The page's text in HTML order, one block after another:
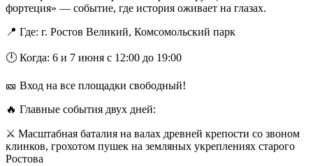
фортеция» — событие, где история оживает на глазах.
📍 Где: г. Ростов Великий, Комсомольский парк
🕛 Когда: 6 и 7 июня с 12:00 до 19:00
🎫 Вход на все площадки свободный!
🔥 Главные события двух дней:
⚔ Масштабная баталия на валах древней крепости со звоном
клинков, грохотом пушек на земляных укреплениях старого
Ростова